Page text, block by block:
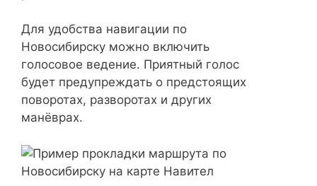
Для удобства навигации по
Новосибирску можно включить
голосовое ведение. Приятный голос
будет предупреждать о предстоящих
поворотах, разворотах и других
манёврах.